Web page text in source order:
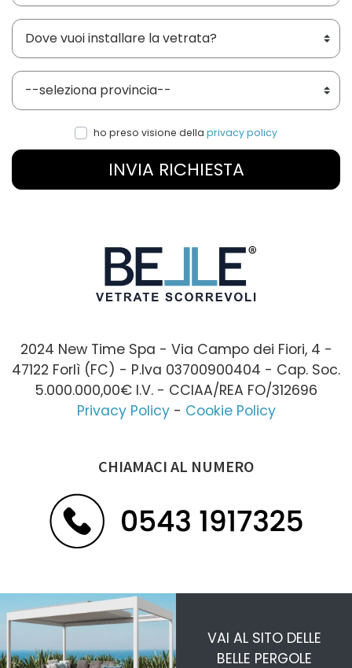
Dove vuoi installare le vetrate?
Provincia
ho preso visione della privacy policy
INVIA RICHIESTA
2024 New Time Spa - Via Campo dei Fiori, 4 -
47122 Forlì (FC) - P.Iva 03700900404 - Cap. Soc.
5.000.000,00€ I.V. - CCIAA/REA FO/312696
Privacy Policy- Cookie Policy
CHIAMACI AL NUMERO
VAI AL SITO DELLE
BELLE PERGOLE